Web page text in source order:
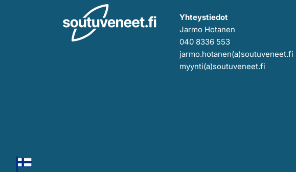
Yhteystiedot
Jarmo Hotanen
040 8336 553
jarmo.hotanen(a)soutuveneet.fi
myynti(a)soutuveneet.fi